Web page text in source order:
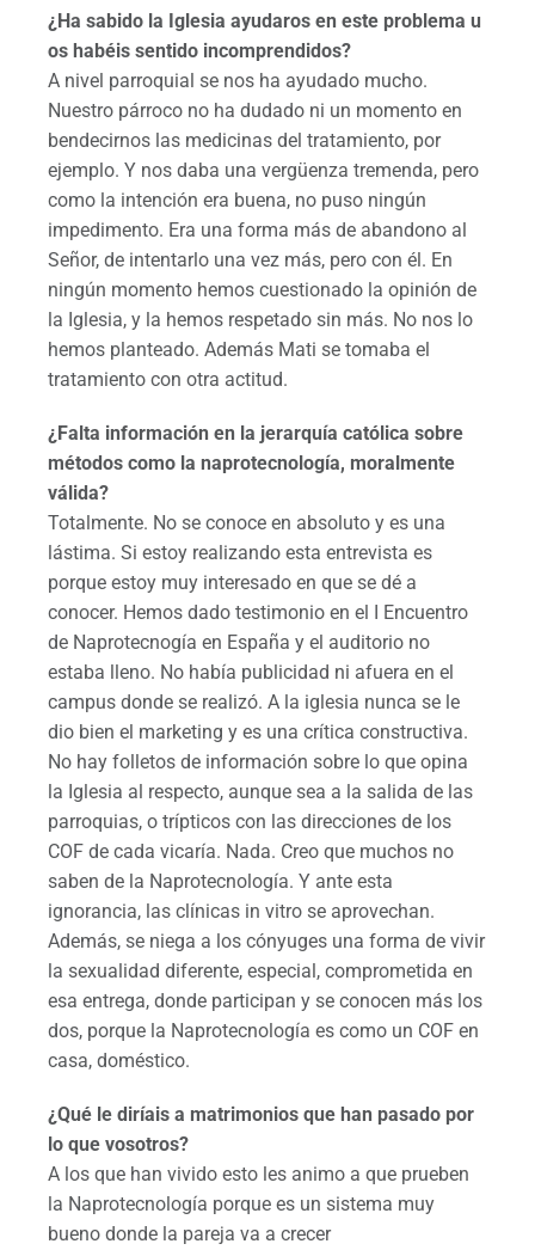
¿Ha sabido la Iglesia ayudaros en este problema u
os habéis sentido incomprendidos?
A nivel parroquial se nos ha ayudado mucho.
Nuestro párroco no ha dudado ni un momento en
bendecirnos las medicinas del tratamiento, por
ejemplo. Y nos daba una vergüenza tremenda, pero
como la intención era buena, no puso ningún
impedimento. Era una forma más de abandono al
Señor, de intentarlo una vez más, pero con él. En
ningún momento hemos cuestionado la opinión de
la Iglesia, y la hemos respetado sin más. No nos lo
hemos planteado. Además Mati se tomaba el
tratamiento con otra actitud.
¿Falta información en la jerarquía católica sobre
métodos como la naprotecnología, moralmente
válida?
Totalmente. No se conoce en absoluto y es una
lástima. Si estoy realizando esta entrevista es
porque estoy muy interesado en que se dé a
conocer. Hemos dado testimonio en el I Encuentro
de Naprotecnogía en España y el auditorio no
estaba lleno. No había publicidad ni afuera en el
campus donde se realizó. A la iglesia nunca se le
dio bien el marketing y es una crítica constructiva.
No hay folletos de información sobre lo que opina
la Iglesia al respecto, aunque sea a la salida de las
parroquias, o trípticos con las direcciones de los
COF de cada vicaría. Nada. Creo que muchos no
saben de la Naprotecnología. Y ante esta
ignorancia, las clínicas in vitro se aprovechan.
Además, se niega a los cónyuges una forma de vivir
la sexualidad diferente, especial, comprometida en
esa entrega, donde participan y se conocen más los
dos, porque la Naprotecnología es como un COF en
casa, doméstico.
¿Qué le diríais a matrimonios que han pasado por
lo que vosotros?
A los que han vivido esto les animo a que prueben
la Naprotecnología porque es un sistema muy
bueno donde la pareja va a crecer